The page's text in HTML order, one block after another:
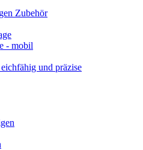
Zubehör
- mobil
und präzise